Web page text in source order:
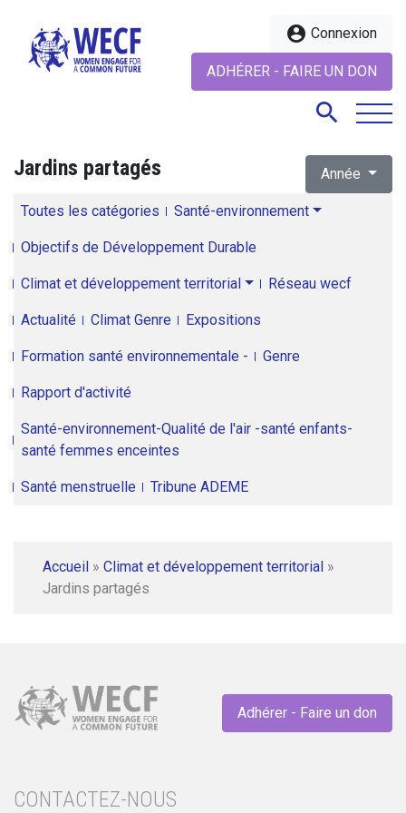
account_circle Connexion
ADHÉRER - FAIRE UN DON
search
Jardins partagés Année
Toutes les catégories Santé-environnement
Objectifs de Développement Durable
Climat et développement territorial Réseau wecf
Actualité Climat Genre Expositions
Formation santé environnementale - Genre
Rapport d'activité
Santé-environnement-Qualité de l'air -santé enfants-
santé femmes enceintes
Santé menstruelle Tribune ADEME
Accueil » Climat et développement territorial »
Jardins partagés
Adhérer - Faire un don
CONTACTEZ-NOUS